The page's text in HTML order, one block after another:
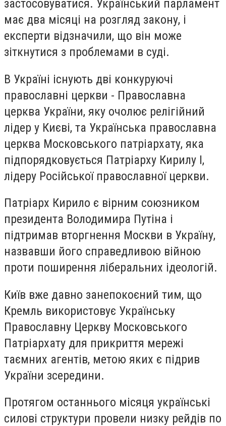
застосовуватися. Український парламент
має два місяці на розгляд закону, і
експерти відзначили, що він може
зіткнутися з проблемами в суді.
В Україні існують дві конкуруючі
православні церкви - Православна
церква України, яку очолює релігійний
лідер у Києві, та Українська православна
церква Московського патріархату, яка
підпорядковується Патріарху Кирилу І,
лідеру Російської православної церкви.
Патріарх Кирило є вірним союзником
президента Володимира Путіна і
підтримав вторгнення Москви в Україну,
назвавши його справедливою війною
проти поширення ліберальних ідеологій.
Київ вже давно занепокоєний тим, що
Кремль використовує Українську
Православну Церкву Московського
Патріархату для прикриття мережі
таємних агентів, метою яких є підрив
України зсередини.
Протягом останнього місяця українські
силові структури провели низку рейдів по